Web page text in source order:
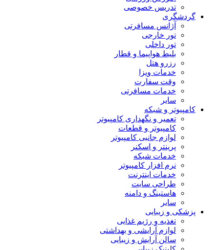
تدریس خصوصی
گردشگری
آژانس مسافرتی
تور خارجی
تور داخلی
بلیط هواپیما و قطار
رزرو هتل
خدمات ویزا
وقت سفارت
خدمات مسافرتی
سایر
کامپیوتر و شبکه
تعمیر و نگهداری کامپیوتر
کامپیوتر و قطعات
لوازم جانبی کامپیوتر
پرینتر و اسکنر
خدمات شبکه
نرم افزار کامپیوتر
خدمات اینترنت
طراحی سایت
هاستینگ و دامنه
سایر
پزشکی و زیبایی
تغذیه و رژیم غذایی
لوازم آرایشی و بهداشتی
سالن آرایش و زیبایی